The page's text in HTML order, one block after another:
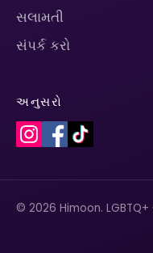
સલામતી
સંપર્ક કરો
અનુસરો
© 2026 Himoon.